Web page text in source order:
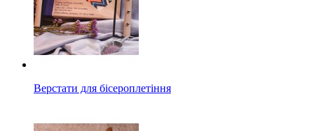
Верстати для бісероплетіння